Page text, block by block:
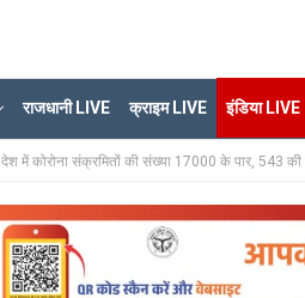
राजधानी LIVE क्राइम LIVE इंडिया LIVE
देश में कोरोना संक्रमितों की संख्या 17000 के पार, 543 की